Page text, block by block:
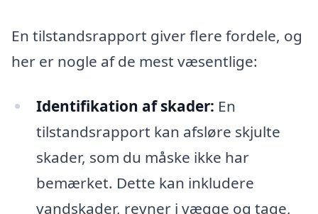
En tilstandsrapport giver flere fordele, og
her er nogle af de mest væsentlige:
Identifikation af skader: En
tilstandsrapport kan afsløre skjulte
skader, som du måske ikke har
bemærket. Dette kan inkludere
vandskader, revner i vægge og tage,